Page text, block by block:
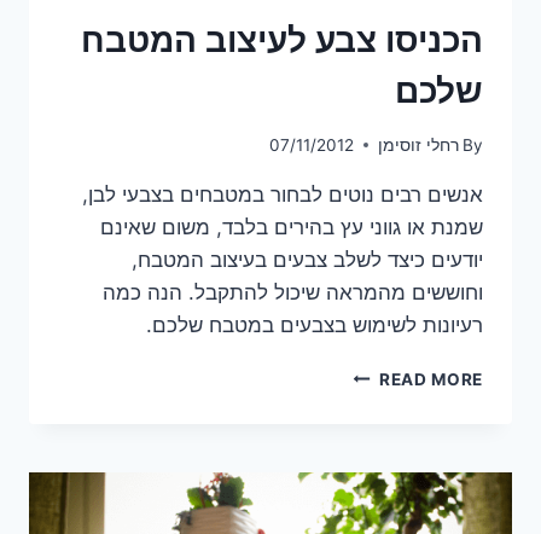
הכניסו צבע לעיצוב המטבח
שלכם
By רחלי זוסימן 07/11/2012
אנשים רבים נוטים לבחור במטבחים בצבעי לבן,
שמנת או גווני עץ בהירים בלבד, משום שאינם
יודעים כיצד לשלב צבעים בעיצוב המטבח,
וחוששים מהמראה שיכול להתקבל. הנה כמה
רעיונות לשימוש בצבעים במטבח שלכם.
READ MOREהכניסו
שלכם